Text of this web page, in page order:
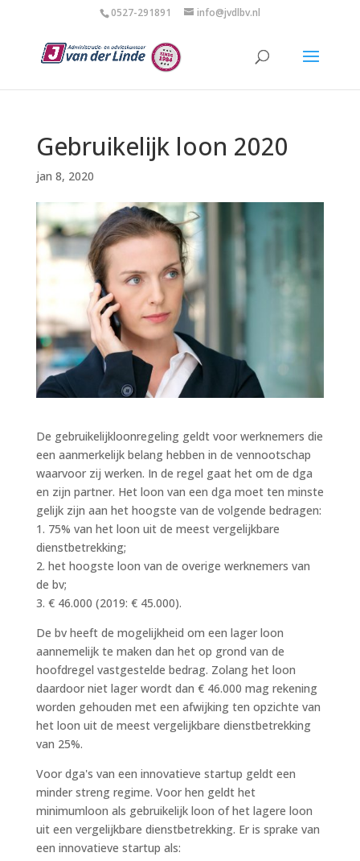
0527-291891 info@jvdlbv.nl
Gebruikelijk loon 2020
jan 8, 2020
De gebruikelijkloonregeling geldt voor werknemers die
een aanmerkelijk belang hebben in de vennootschap
waarvoor zij werken. In de regel gaat het om de dga
en zijn partner. Het loon van een dga moet ten minste
gelijk zijn aan het hoogste van de volgende bedragen:
1. 75% van het loon uit de meest vergelijkbare
dienstbetrekking;
2. het hoogste loon van de overige werknemers van
de bv;
3. € 46.000 (2019: € 45.000).
De bv heeft de mogelijkheid om een lager loon
aannemelijk te maken dan het op grond van de
hoofdregel vastgestelde bedrag. Zolang het loon
daardoor niet lager wordt dan € 46.000 mag rekening
worden gehouden met een afwijking ten opzichte van
het loon uit de meest vergelijkbare dienstbetrekking
van 25%.
Voor dga's van een innovatieve startup geldt een
minder streng regime. Voor hen geldt het
minimumloon als gebruikelijk loon of het lagere loon
uit een vergelijkbare dienstbetrekking. Er is sprake van
een innovatieve startup als: